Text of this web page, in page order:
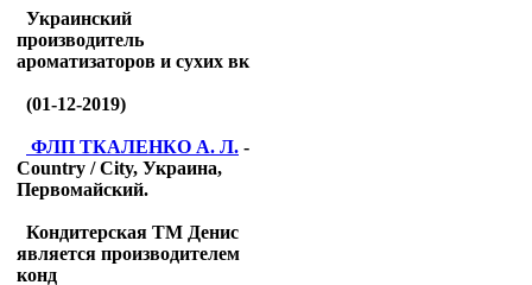
Украинский
производитель
ароматизаторов и сухих вк
(01-12-2019)
ФЛП ТКАЛЕНКО А. Л. -
Country / City, Украина,
Первомайский.
Кондитерская ТМ Денис
является производителем
конд